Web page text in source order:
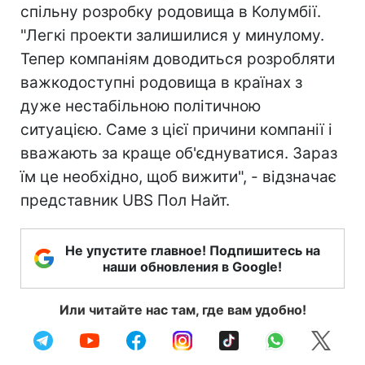
спільну розробку родовища в Колумбії.
"Легкі проекти залишилися у минулому.
Тепер компаніям доводиться розробляти
важкодоступні родовища в країнах з
дуже нестабільною політичною
ситуацією. Саме з цієї причини компанії і
вважають за краще об'єднуватися. Зараз
їм це необхідно, щоб вижити", - відзначає
представник UBS Пол Найт.
Не упустите главное! Подпишитесь на
наши обновления в Google!
Или читайте нас там, где вам удобно!